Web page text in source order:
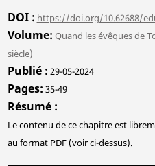
DOI https://doi.org/10.62688/
Volume Quand les évêques de
siècle)
Publié 29-05-2024
Pages 35-49
Résumé
Le contenu de ce chapitre est
au format PDF (voir ci-dessus).